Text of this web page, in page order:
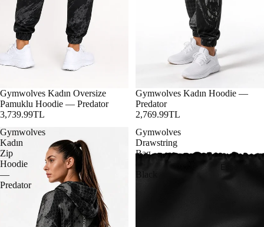
Gymwolves Kadın Oversize
Pamuklu Hoodie — Predator
3,739.99TL
Gymwolves Kadın Hoodie —
Predator
2,769.99TL
Gymwolves
Kadın
Zip
Hoodie
—
Predator
Gymwolves
Drawstring
Bag
Black